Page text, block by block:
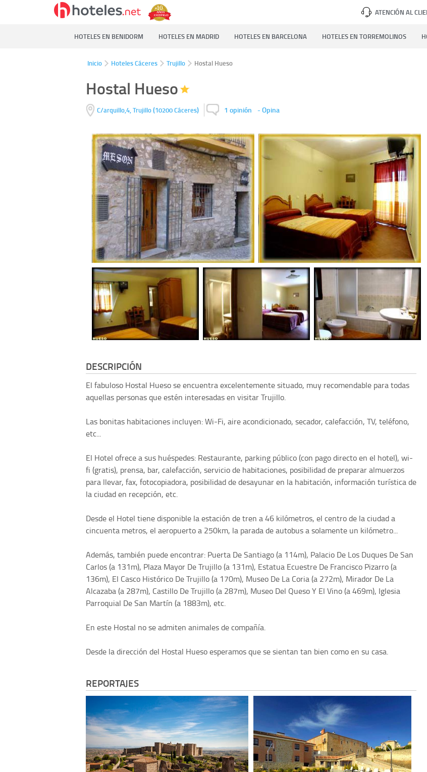
ATENCIÓN AL
HOTELES EN BENIDORM HOTELES EN MADRID HOTELES EN BARCELONA HOTELES EN TORREMOLINOS
Inicio Hoteles Cáceres Trujillo Hostal Hueso
Hostal Hueso
C/arquillo,4,Trujillo(10200Cáceres) 1 opinión -Opina
DESCRIPCIÓN
El fabuloso Hostal Hueso se encuentra excelentemente situado, muy recomendable para todas
aquellas personas que estén interesadas en visitar Trujillo.
Las bonitas habitaciones incluyen: Wi-Fi, aire acondicionado, secador, calefacción, TV, teléfono,
etc...
El Hotel ofrece a sus huéspedes: Restaurante, parking público (con pago directo en el hotel), wi-
fi (gratis), prensa, bar, calefacción, servicio de habitaciones, posibilidad de preparar almuerzos
para llevar, fax, fotocopiadora, posibilidad de desayunar en la habitación, información turística de
la ciudad en recepción, etc.
Desde el Hotel tiene disponible la estación de tren a 46 kilómetros, el centro de la ciudad a
cincuenta metros, el aeropuerto a 250km, la parada de autobus a solamente un kilómetro...
Además, también puede encontrar: Puerta De Santiago (a 114m), Palacio De Los Duques De San
Carlos (a 131m), Plaza Mayor De Trujillo (a 131m), Estatua Ecuestre De Francisco Pizarro (a
136m), El Casco Histórico De Trujillo (a 170m), Museo De La Coria (a 272m), Mirador De La
Alcazaba (a 287m), Castillo De Trujillo (a 287m), Museo Del Queso Y El Vino (a 469m), Iglesia
Parroquial De San Martín (a 1883m), etc.
En este Hostal no se admiten animales de compañía.
Desde la dirección del Hostal Hueso esperamos que se sientan tan bien como en su casa.
REPORTAJES